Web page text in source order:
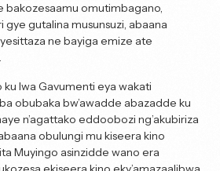
bakozesaamu omutimbagano,
gye gutalina musunsuzi, abaana
ne bayiga emize ate
ku lwa Gavumenti eya wakati
obubaka bw’awadde abazadde ku
n’agattako eddoobozi ng’akubiriza
obulungi mu kiseera kino
Muyingo asinzidde wano era